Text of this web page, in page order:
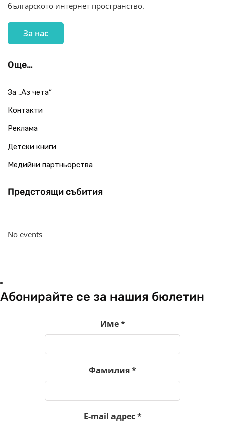
българското интернет пространство.
За нас
Още…
За „Аз чета“
Контакти
Реклама
Детски книги
Медийни партньорства
Предстоящи събития
No events
Абонирайте се за нашия бюлетин
Име*
Фамилия*
E-mail адрес*